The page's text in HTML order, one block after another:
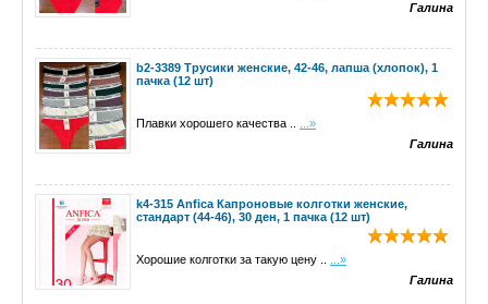
Галина
b2-3389 Трусики женские, 42-46, лапша (хлопок), 1
пачка (12 шт)
Плавки хорошего качества ..
...»
Галина
k4-315 Anfica Капроновые колготки женские,
стандарт (44-46), 30 ден, 1 пачка (12 шт)
Хорошие колготки за такую цену ..
...»
Галина